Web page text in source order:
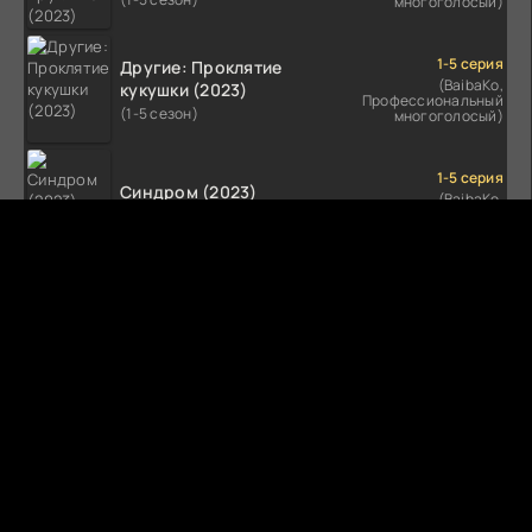
Другие: Проклятие
кукушки (2023)
(1-5 сезон)
1-5 серия
(BaibaKo,
Профессиональный
многоголосый)
Синдром (2023)
1-5 серия
(BaibaKo,